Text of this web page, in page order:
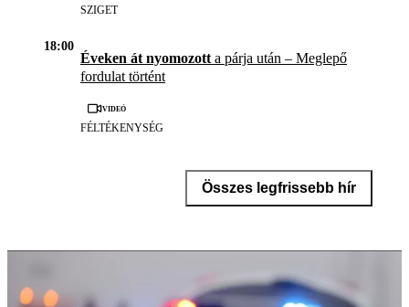
SZIGET
18:00
Éveken át nyomozott a párja után – Meglepő
fordulat történt
Videó
FÉLTÉKENYSÉG
Összes legfrissebb hír